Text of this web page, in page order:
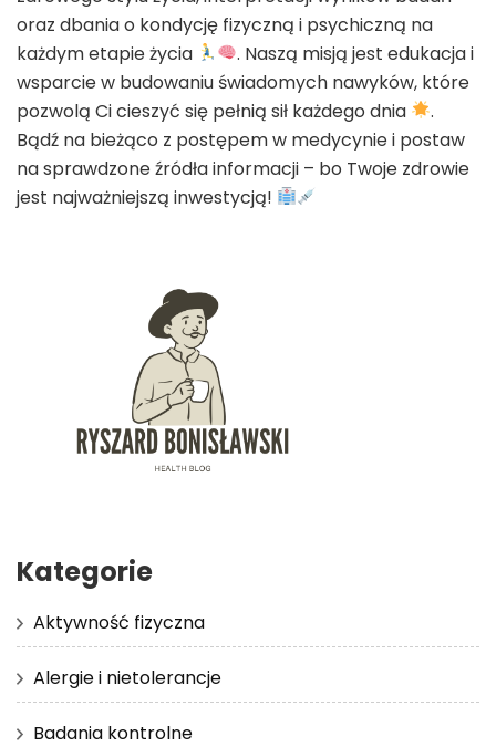
oraz dbania o kondycję fizyczną i psychiczną na
każdym etapie życia
. Naszą misją jest edukacja i
wsparcie w budowaniu świadomych nawyków, które
pozwolą Ci cieszyć się pełnią sił każdego dnia
.
Bądź na bieżąco z postępem w medycynie i postaw
na sprawdzone źródła informacji – bo Twoje zdrowie
jest najważniejszą inwestycją!
Kategorie
Aktywność fizyczna
Alergie i nietolerancje
Badania kontrolne